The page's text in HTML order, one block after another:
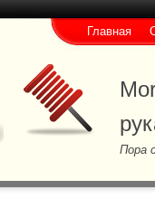
Пора
Главная